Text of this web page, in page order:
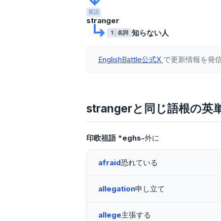
英語
stranger
1 名詞 知らない人
EnglishBattle公式X で更新情報を発
strangerと同じ語根の英
印欧祖語 *eghs-外に
afraid恐れている
allegation申し立て
allege主張する